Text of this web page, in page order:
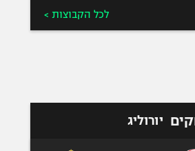
לכל הקבוצות >
יורוליג